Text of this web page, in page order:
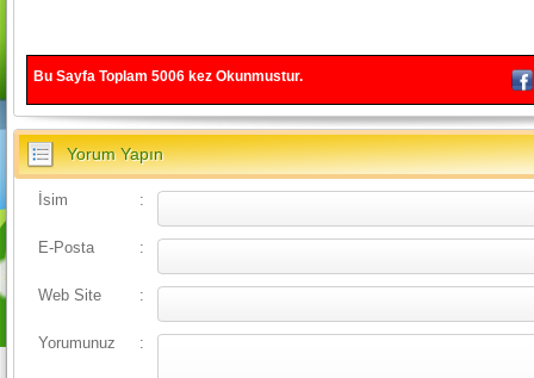
Bu Sayfa Toplam 5006kez Okunmustur.
Yorum Yapın
İsim :
E-Posta :
Web Site :
Yorumunuz :